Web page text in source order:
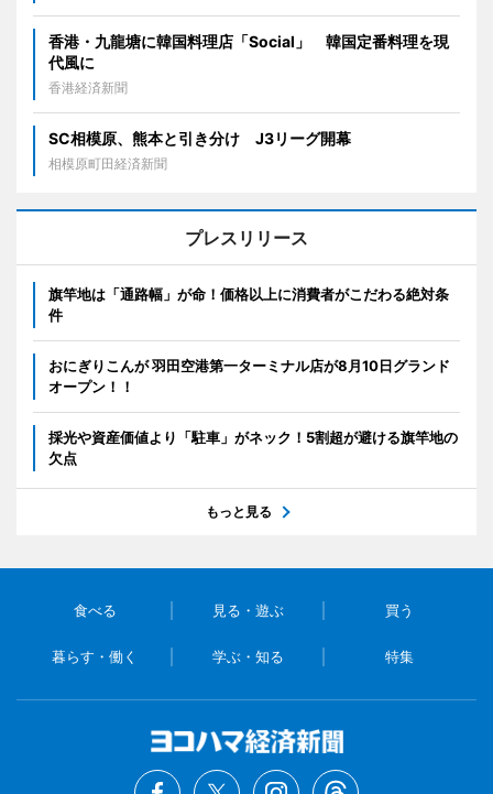
香港・九龍塘に韓国料理店「Social」 韓国定番料理を現
代風に
香港経済新聞
SC相模原、熊本と引き分け J3リーグ開幕
相模原町田経済新聞
プレスリリース
旗竿地は「通路幅」が命！価格以上に消費者がこだわる絶対条
件
おにぎりこんが 羽田空港第一ターミナル店が8月10日グランド
オープン！！
採光や資産価値より「駐車」がネック！5割超が避ける旗竿地の
欠点
もっと見る
食べる 見る・遊ぶ 買う
暮らす・働く 学ぶ・知る 特集